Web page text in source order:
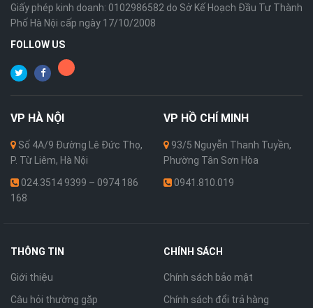
Giấy phép kinh doanh: 0102986582 do Sở Kế Hoạch Đầu Tư Thành
Phố Hà Nội cấp ngày 17/10/2008
FOLLOW US
VP HÀ NỘI
Số 4A/9 Đường Lê Đức Thọ,
P. Từ Liêm, Hà Nội
024.3514 9399 – 0974 186
168
VP HỒ CHÍ MINH
93/5 Nguyễn Thanh Tuyền,
Phường Tân Sơn Hòa
0941.810.019
THÔNG TIN
Giới thiệu
Câu hỏi thường gặp
CHÍNH SÁCH
Chính sách bảo mật
Chính sách đổi trả hàng